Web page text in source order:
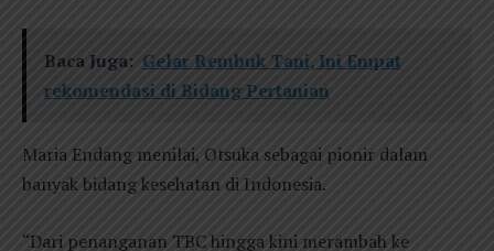
Baca Juga: Gelar Rembuk Tani, Ini Empat
rekomendasi di Bidang Pertanian
Maria Endang menilai, Otsuka sebagai pionir dalam
banyak bidang kesehatan di Indonesia.
“Dari penanganan TBC hingga kini merambah ke